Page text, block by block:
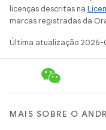
licenças descritas na
marcas registradas da
Última atualização 2026-
MAIS SOBRE O